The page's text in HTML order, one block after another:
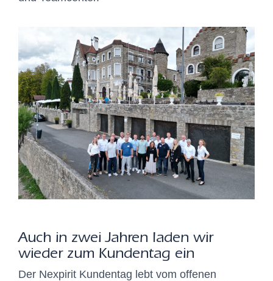
Auch in zwei Jahren laden wir
wieder zum Kundentag ein
Der Nexpirit Kundentag lebt vom offenen